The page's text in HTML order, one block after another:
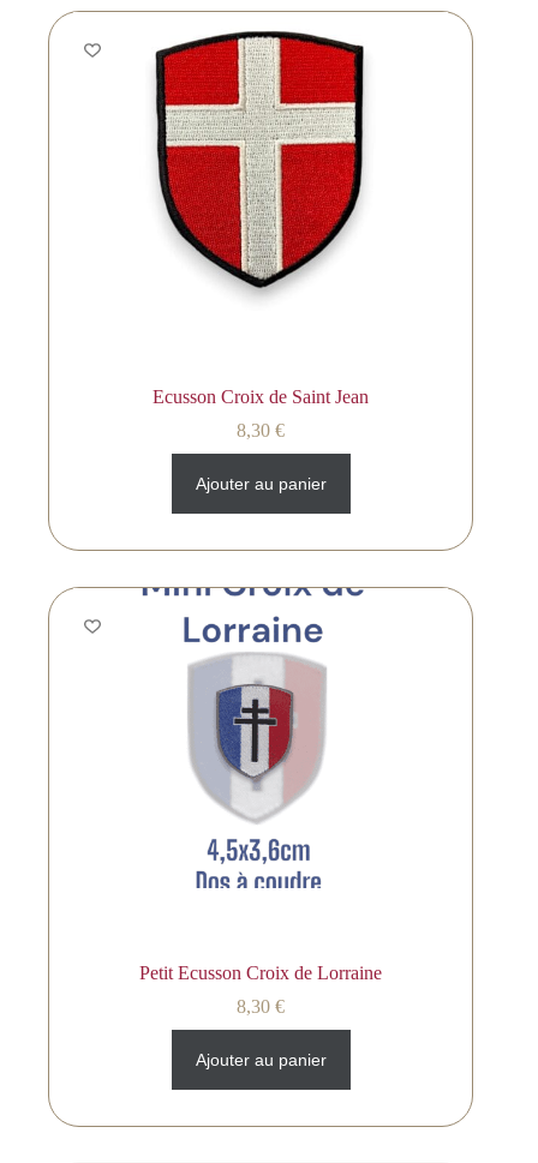
Ecusson Croix de Saint Jean
8,30€
Ajouter au panier
Petit Ecusson Croix de Lorraine
8,30€
Ajouter au panier